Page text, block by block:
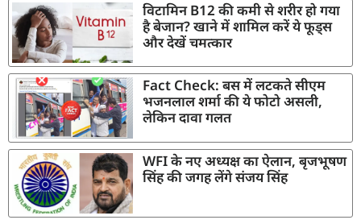
विटामिन B12 की कमी से शरीर हो गया
है बेजान? खाने में शामिल करें ये फूड्स
और देखें चमत्कार
Fact Check: बस में लटकते सीएम
भजनलाल शर्मा की ये फोटो असली,
लेकिन दावा गलत
WFI के नए अध्यक्ष का ऐलान, बृजभूषण
सिंह की जगह लेंगे संजय सिंह